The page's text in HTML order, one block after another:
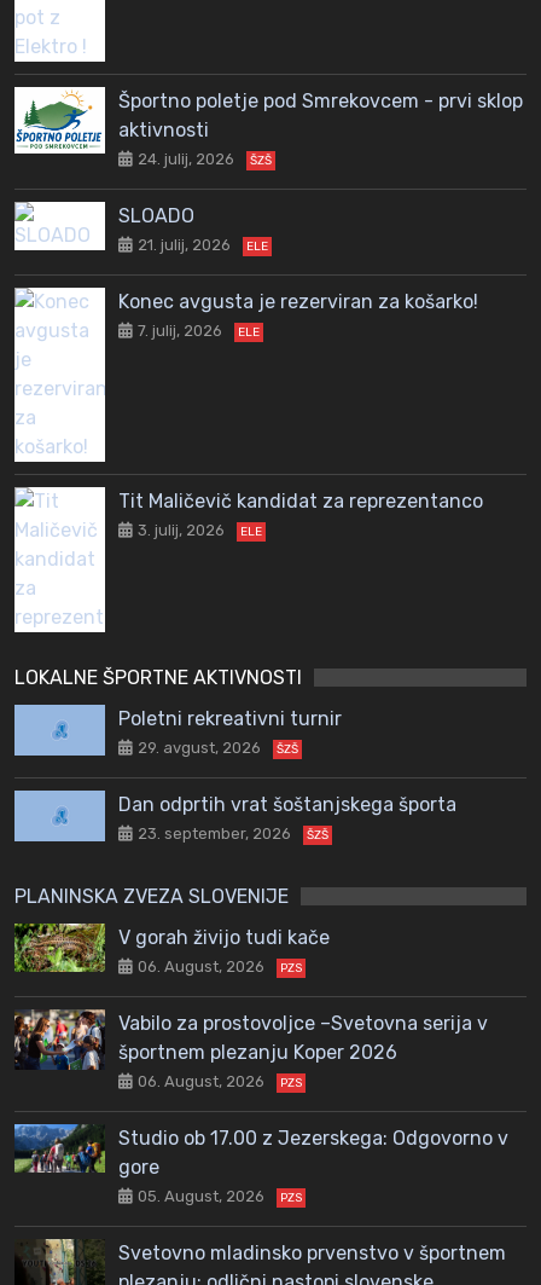
Športno poletje pod Smrekovcem - prvi sklop
aktivnosti
24. julij, 2026 ŠZŠ
SLOADO
21. julij, 2026 ELE
Konec avgusta je rezerviran za košarko!
7. julij, 2026 ELE
Tit Maličevič kandidat za reprezentanco
3. julij, 2026 ELE
LOKALNE ŠPORTNE AKTIVNOSTI
Poletni rekreativni turnir
29. avgust, 2026 ŠZŠ
Dan odprtih vrat šoštanjskega športa
23. september, 2026 ŠZŠ
PLANINSKA ZVEZA SLOVENIJE
V gorah živijo tudi kače
06. August, 2026 PZS
Vabilo za prostovoljce –Svetovna serija v
športnem plezanju Koper 2026
06. August, 2026 PZS
Studio ob 17.00 z Jezerskega: Odgovorno v
gore
05. August, 2026 PZS
Svetovno mladinsko prvenstvo v športnem